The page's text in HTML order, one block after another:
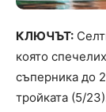
КЛЮЧЪТ:
която
съперника до
тройката (5/